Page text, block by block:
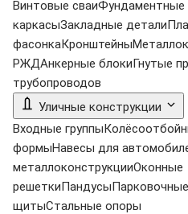
Винтовые сваиФундаментные
каркасыЗакладные детали
фасонкаКронштейны
РЖДАнкерные блокиГнутые
трубопроводов
Уличные конструкции
Входные группы
формыНавесы для
металлоконструкцииОконные
решеткиПандусы
щитыСтальные опоры